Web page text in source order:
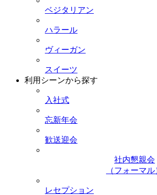
ベジタリアン
ハラール
ヴィーガン
スイーツ
利用シーンから探す
入社式
忘新年会
歓送迎会
社内懇親会
（フォーマル
レセプション